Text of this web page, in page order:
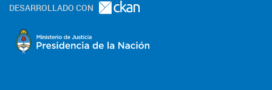
DESARROLLADO CON